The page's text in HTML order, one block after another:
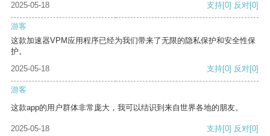
2025-05-18
支持[0] 反对[0]
游客
这款加速器VPM应用程序已经为我们带来了无限的隐私保护和安全性保
护。
2025-05-18
支持[0] 反对[0]
游客
这款app的用户群体非常庞大，我可以结识到来自世界各地的朋友。
2025-05-18 支持[0] 反对[0]